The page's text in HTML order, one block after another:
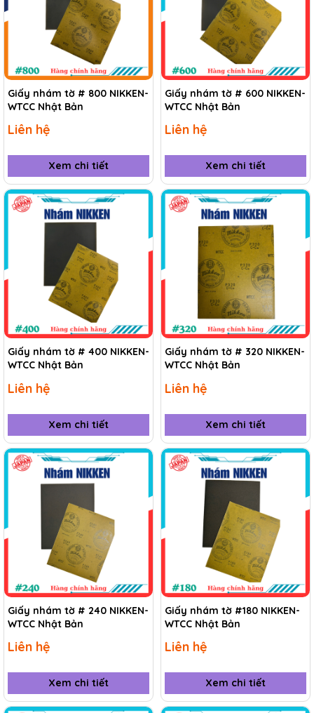
Giấy nhám tờ # 800 NIKKEN-
WTCC Nhật Bản
Liên hệ
Xem chi tiết
Giấy nhám tờ # 600 NIKKEN-
WTCC Nhật Bản
Liên hệ
Xem chi tiết
Giấy nhám tờ # 400 NIKKEN-
WTCC Nhật Bản
Liên hệ
Xem chi tiết
Giấy nhám tờ # 320 NIKKEN-
WTCC Nhật Bản
Liên hệ
Xem chi tiết
Giấy nhám tờ # 240 NIKKEN-
WTCC Nhật Bản
Liên hệ
Xem chi tiết
Giấy nhám tờ #180 NIKKEN-
WTCC Nhật Bản
Liên hệ
Xem chi tiết